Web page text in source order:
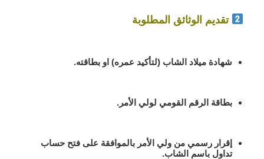
تقديم الوثائق المطلوبة
شهادة ميلاد الشاب (لتأكيد عمره) او بطاقته.
بطاقة الرقم القومي لولي الأمر.
إقرار رسمي من ولي الأمر بالموافقة على فتح حساب
تداول باسم الشاب.